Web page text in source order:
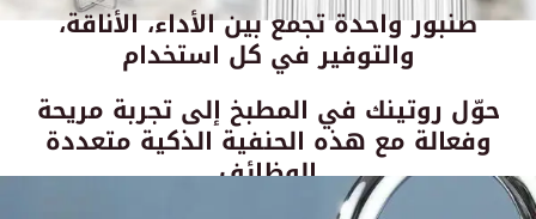
صنبور واحدة تجمع بين الأداء، الأناقة،
والتوفير في كل استخدام
حوّل روتينك في المطبخ إلى تجربة مريحة
وفعالة مع هذه الحنفية الذكية متعددة
الوظائف